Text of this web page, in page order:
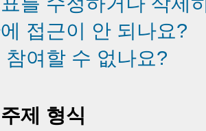
접근이 안 되나요?
참여할 수 없나요?
제 형식